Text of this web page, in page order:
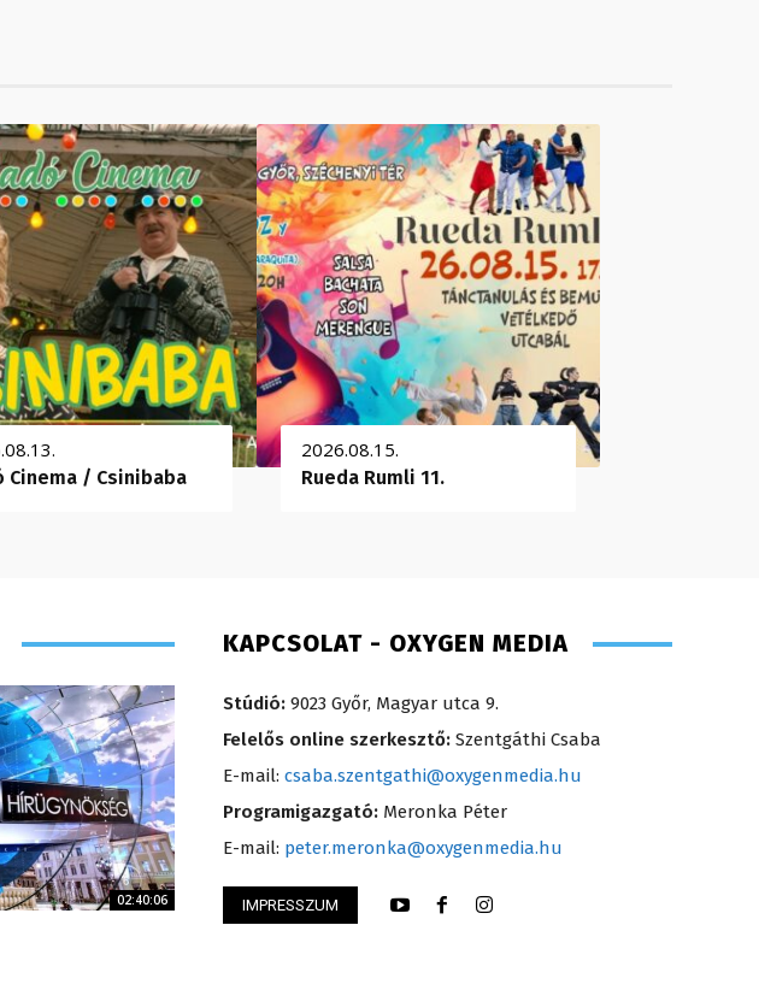
Cinema / Csinibaba
2026.08.15.
Rueda Rumli 11.
Torma Anikó – irodavezető – 2008
02:40:06
KAPCSOLAT - OXYGEN MEDIA
Stúdió: 9023 Győr, Magyar utca 9.
Felelős online szerkesztő: Szentgáthi Csaba
E-mail: csaba.szentgathi@oxygenmedia.hu
Programigazgató: Meronka Péter
E-mail: peter.meronka@oxygenmedia.hu
IMPRESSZUM